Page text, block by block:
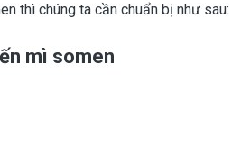
thì chúng ta cần chuẩn bị như sau:
mì somen